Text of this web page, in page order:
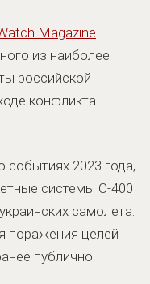
Magazine
из наиболее
российской
конфликта
событиях 2023 года,
системы С-400
самолета.
поражения целей
публично